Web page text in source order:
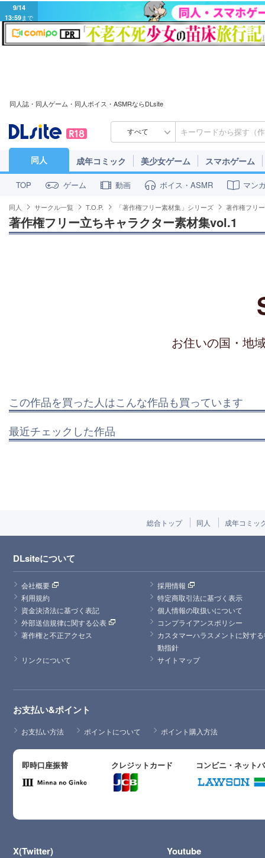
9/14
13:59まで
同人誌・同人ゲーム・同人ボイス・ASMRならDLsite
すべて
同人 成年コミック 美少女ゲーム スマホゲーム
TOP ゲーム 動画 ボイス・ASMR マン
同人 サークル一覧 T.O.P. 「著作権フリー素材集」シリーズ 著作権フリ
著作権フリー立ちキャラクター素材集vol.1
お住いの国・地
この作品を買った人はこんな作品も買っています
最近チェックした作品
総合トップ 同人 成年コミッ
DLsiteについて
会社概要
採用情報
利用規約
特定商取引法に基づく表示
資金決済法に基づく表記
個人情報の取扱いについて
外部送信規律に関する公表
コンプライアンスポリシー
著作権と不正アクセス
カスタマーハラスメントに対す
動指針
リンクについて
サイトマップ
お支払い&ポイント
お支払い方法 ポイントについて ポイント購入方法
即時口座振替 クレジットカード コンビニ・ネット
X(Twitter) Youtube